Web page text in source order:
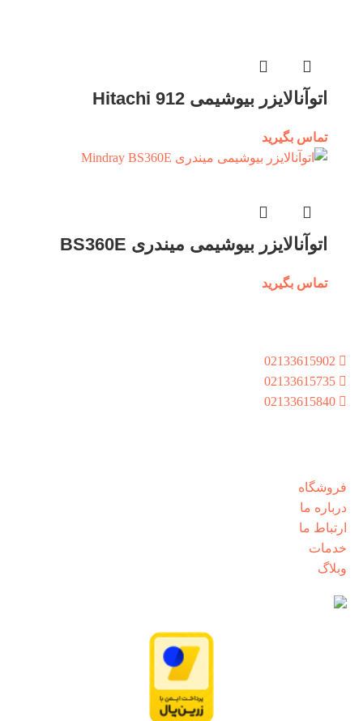
اتوآنالایزر بیوشیمی Hitachi 912
تماس بگیرید
اتوآنالایزر بیوشیمی میندری BS360E
تماس بگیرید
02133615902
02133615735
02133615840
فروشگاه
درباره ما
ارتباط ما
خدمات
وبلاگ